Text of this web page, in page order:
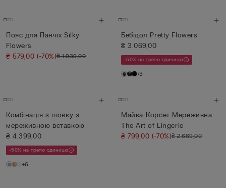
Пояс для Панчіх Silky
Flowers
₴ 579,00(-70%)₴ 1.939,00
Бебідол Pretty Flowers
₴ 3.069,00
-50% на третю одиницю
+3
Комбінація з шовку з
мереживною вставкою
₴ 4.399,00
-50% на третю одиницю
+6
Майка-Корсет Мереживна
The Art of Lingerie
₴ 799,00(-70%)₴ 2.669,00